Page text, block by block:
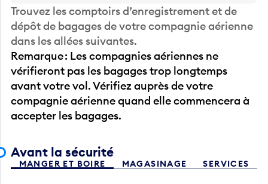
Trouvez les comptoirs d’enregistrement et de
dépôt de bagages de votre compagnie aérienne
dans les allées suivantes.
Remarque : Les compagnies aériennes ne
vérifieront pas les bagages trop longtemps
avant votre vol. Vérifiez auprès de votre
compagnie aérienne quand elle commencera à
accepter les bagages.
Avant la sécurité
MANGER ET BOIRE MAGASINAGE SERVICES